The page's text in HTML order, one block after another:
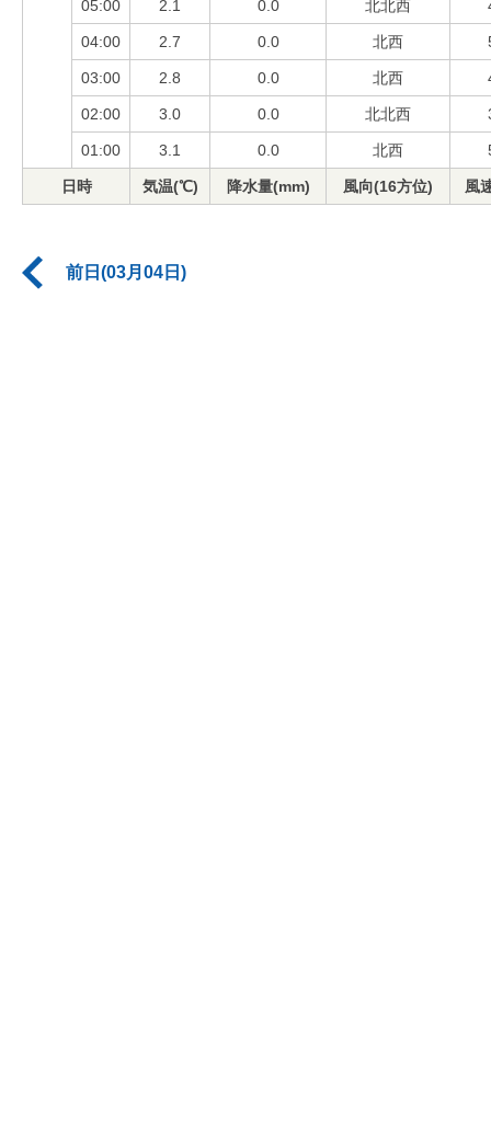
05:00 2.1 0.0 北北西
04:00 2.7 0.0 北西
03:00 2.8 0.0 北西
02:00 3.0 0.0 北北西
01:00 3.1 0.0 北西
日時 気温(℃) 降水量(mm) 風向(16方位) 風
前日(03月04日)